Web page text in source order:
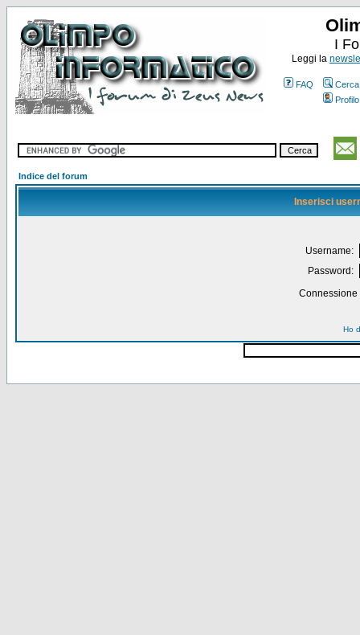
I
Leggi la
FAQ
Cerca
Profilo
Indice del forum
Inserisci
Username:
Password:
Ho